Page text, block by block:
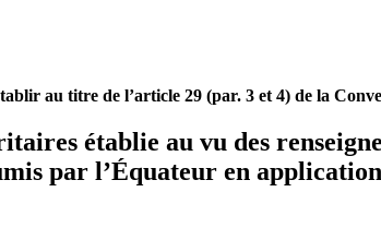
au titre de l’article 29 (par. 3 et 4) de la
établie au vu des
par l’Équateur en